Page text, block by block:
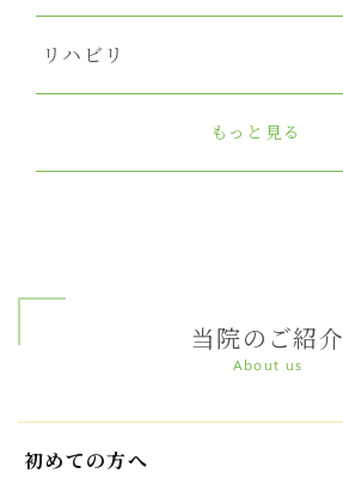
リハビリ
もっと見る
当院のご紹介
About us
初めての方へ